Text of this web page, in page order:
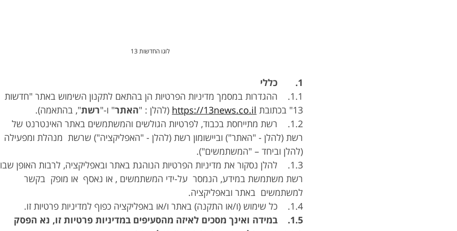
לוגו החדשות 13
1. כללי
1.1. ההגדרות במסמך מדיניות הפרטיות הן בהתאם לתקנון השימוש באתר "חדשות
13" בכתובת
https://13news.co.il (להלן : "האתר" ו-"רשת", בהתאמה).
1.2. רשת מתייחסת בכבוד, לפרטיות הגולשים והמשתמשים באתר האינטרנט של
רשת (להלן - "האתר") וביישומון רשת (להלן - "האפליקציה") שרשת מנהלת ומפעילה
(להלן וביחד – "המשתמשים").
1.3. להלן נסקור את מדיניות הפרטיות הנוהגת באתר ובאפליקציה, לרבות האופן שבו
רשת משתמשת במידע, הנמסר על-ידי המשתמשים , או נאסף או מופק בקשר
למשתמשים באתר ובאפליקציה.
1.4. כל שימוש (ו/או התקנה) באתר ו/או באפליקציה כפוף למדיניות פרטיות זו.
1.5. במידה ואינך מסכים לאיזה מהסעיפים במדיניות פרטיות זו, נא הפסק